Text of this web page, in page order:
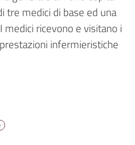
tre medici di base ed una
medici ricevono e visitano i
infermieristiche